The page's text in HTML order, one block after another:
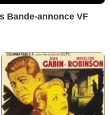
Bande-annonce VF